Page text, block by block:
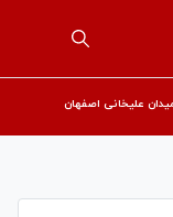
علیخانی اصفهان